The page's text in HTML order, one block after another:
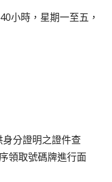
小時，星期一至五，
分證明之證件查
領取號碼牌進行面